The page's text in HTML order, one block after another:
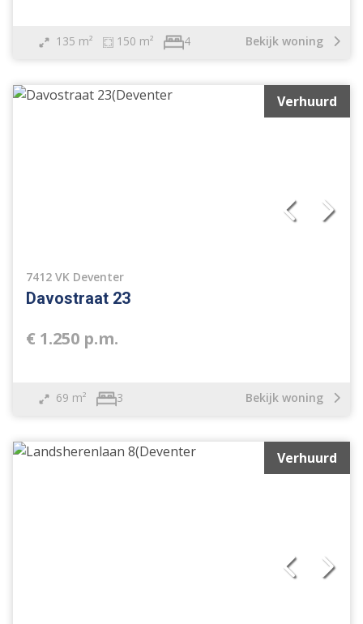
135 m² 150 m² 4 Bekijk woning
Verhuurd
7412 VK Deventer
Davostraat 23
€ 1.250 p.m.
69 m² 3 Bekijk woning
Verhuurd